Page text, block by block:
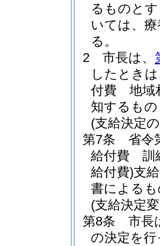
るものと
いては、
る。
2
市長は、
したとき
付費 地域
知するも
(支給決定
第7条
省令
給付費 訓
給付費)支
書による
(支給決定
第8条
市長
の決定を